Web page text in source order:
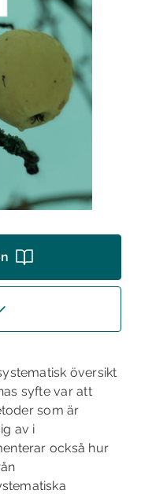
översikt
syfte var att
som är
av i
också hur